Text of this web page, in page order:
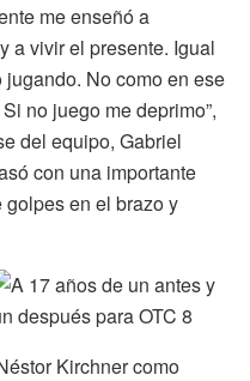
me enseñó a
a vivir el presente. Igual
No como en ese
no juego me deprimo”,
del equipo, Gabriel
con una importante
en el brazo y
Kirchner como